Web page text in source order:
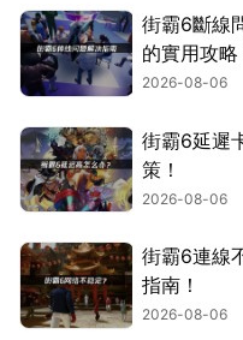
街霸6斷線
的實用攻略
2026-08-06
街霸6延遲
策！
2026-08-06
街霸6連線
指南！
2026-08-06